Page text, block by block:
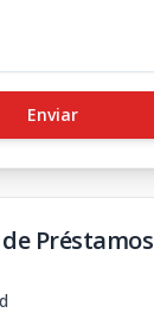
Enviar
Préstamos